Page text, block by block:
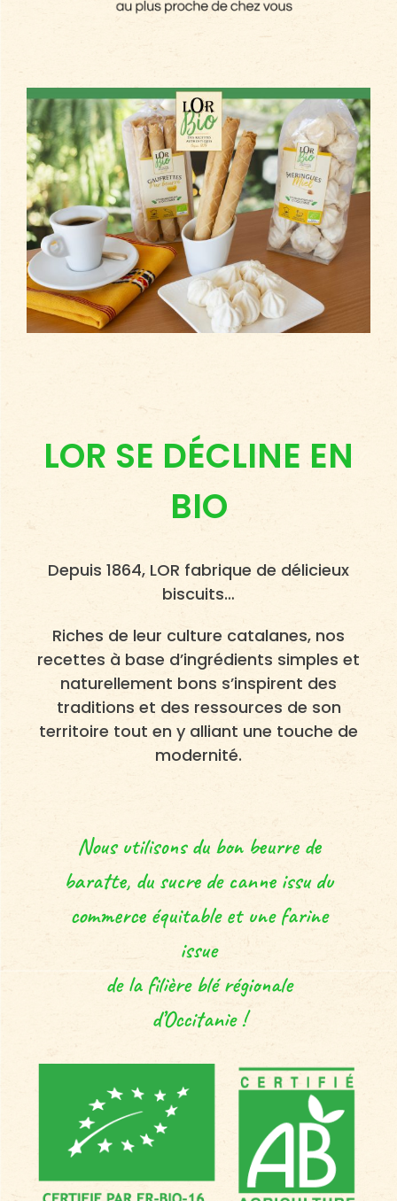
LOR SE DÉCLINE EN
BIO
Depuis 1864, LOR fabrique de délicieux
biscuits…
Riches de leur culture catalanes, nos
recettes à base d’ingrédients simples et
naturellement bons s’inspirent des
traditions et des ressources de son
territoire tout en y alliant une touche de
modernité.
Nous utilisons du bon beurre de
baratte, du sucre de canne issu du
commerce équitable et une farine
issue
de la filière blé régionale
d’Occitanie !